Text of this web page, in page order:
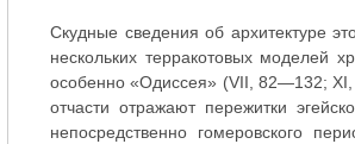
Скудные сведения об архитектуре
нескольких терракотовых моделей
особенно «Одиссея» (VII, 82—132; XI,
отчасти отражают пережитки
непосредственно гомеровского